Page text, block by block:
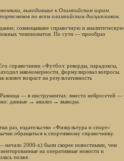
выходившие к Олимпийским играм.
по всем олимпийским дисциплинам.
совмещавшее справочную и аналитическую
чемпионатов. По сути — прообраз
справочники «Футбол: рекорды, парадоксы,
закономерности, формулировал вопросы.
возраст на результативность
— в инструментах: вместо нейросетей —
же: данные → анализ → выводы.
раз, издательство «Физкультура и спорт»
обращаться к спортивному справочнику.
начало 2000-х) были скорее новостными, чем
на оперативные новости и
позже.